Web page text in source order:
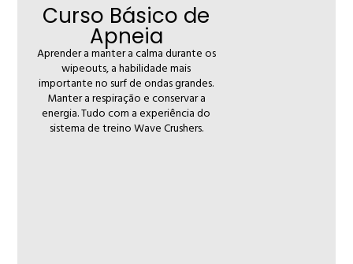
Curso Básico de
Apneia
Aprender a manter a calma durante os
wipeouts, a habilidade mais
importante no surf de ondas grandes.
Manter a respiração e conservar a
energia. Tudo com a experiência do
sistema de treino Wave Crushers.